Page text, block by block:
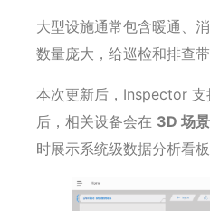
大型设施通常包含暖通、
数量庞大，给巡检和排查带
本次更新后，Inspector 支
后，相关设备会在 3D 场
时展示系统级数据分析看